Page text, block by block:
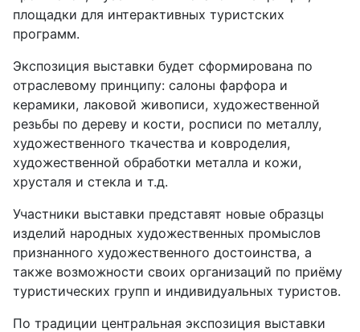
площадки для интерактивных туристских
программ.
Экспозиция выставки будет сформирована по
отраслевому принципу: салоны фарфора и
керамики, лаковой живописи, художественной
резьбы по дереву и кости, росписи по металлу,
художественного ткачества и ковроделия,
художественной обработки металла и кожи,
хрусталя и стекла и т.д.
Участники выставки представят новые образцы
изделий народных художественных промыслов
признанного художественного достоинства, а
также возможности своих организаций по приёму
туристических групп и индивидуальных туристов.
По традиции центральная экспозиция выставки